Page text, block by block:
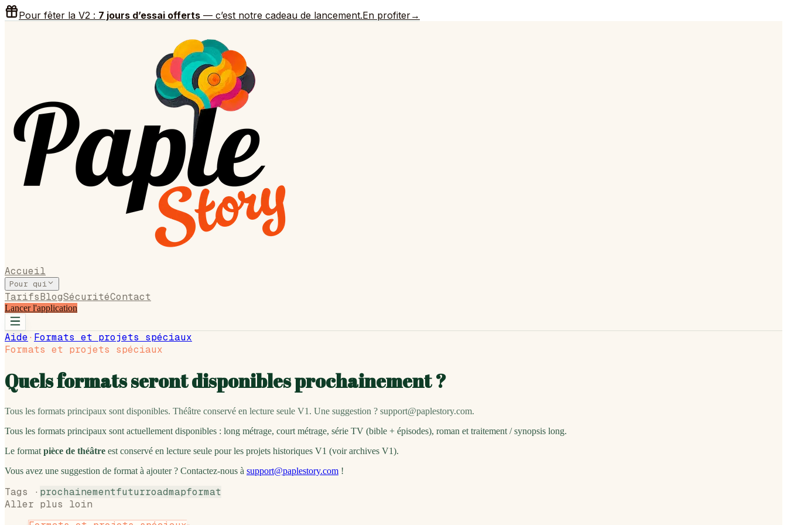
Pour fêter la V2 : 7 jours d’essai offerts — c’est notre cadeau de lancement.En profiter→
Accueil
Pour qui
TarifsBlogSécuritéContact
Lancer l'application
Aide· Formats et projets spéciaux
Formats et projets spéciaux
Quels formats seront disponibles prochainement ?
Tous les formats principaux sont disponibles. Théâtre conservé en lecture seule V1. Une suggestion ? support@paplestory.com.
Tous les formats principaux sont actuellement disponibles : long métrage, court métrage, série TV (bible + épisodes), roman et traitement / synopsis long.
Le format pièce de théâtre est conservé en lecture seule pour les projets historiques V1 (voir archives V1).
Vous avez une suggestion de format à ajouter ? Contactez-nous à support@paplestory.com !
Tags · prochainementfuturroadmapformat
Aller plus loin